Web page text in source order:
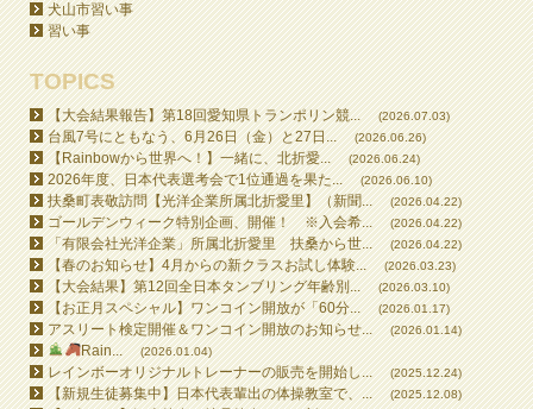
犬山市習い事
習い事
TOPICS
【大会結果報告】第18回愛知県トランポリン競... (2026.07.03)
台風7号にともなう、6月26日（金）と27日... (2026.06.26)
【Rainbowから世界へ！】一緒に、北折愛... (2026.06.24)
2026年度、日本代表選考会で1位通過を果た... (2026.06.10)
扶桑町表敬訪問【光洋企業所属北折愛里】（新聞... (2026.04.22)
ゴールデンウィーク特別企画、開催！ ※入会希... (2026.04.22)
「有限会社光洋企業」所属北折愛里 扶桑から世... (2026.04.22)
【春のお知らせ】4月からの新クラスお試し体験... (2026.03.23)
【大会結果】第12回全日本タンブリング年齢別... (2026.03.10)
【お正月スペシャル】ワンコイン開放が「60分... (2026.01.17)
アスリート検定開催＆ワンコイン開放のお知らせ... (2026.01.14)
Rain... (2026.01.04)
レインボーオリジナルトレーナーの販売を開始し... (2025.12.24)
【新規生徒募集中】日本代表輩出の体操教室で、... (2025.12.08)